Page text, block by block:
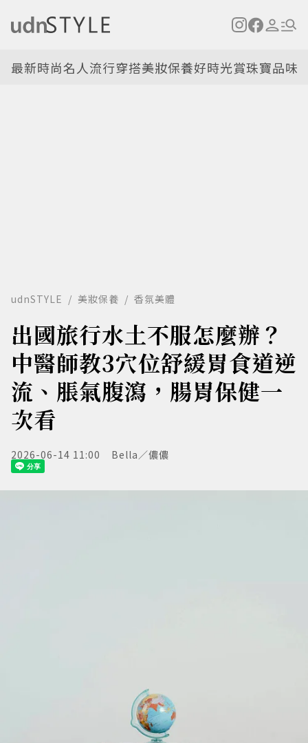
最新時尚名人流行穿搭美妝保養好時光賞珠寶品味
udnSTYLE 美妝保養 香氛美體
出國旅行水土不服怎麼辦？
中醫師教3穴位舒緩胃食道逆
流、脹氣腹瀉，腸胃保健一
次看
2026-06-14 11:00 Bella／儂儂